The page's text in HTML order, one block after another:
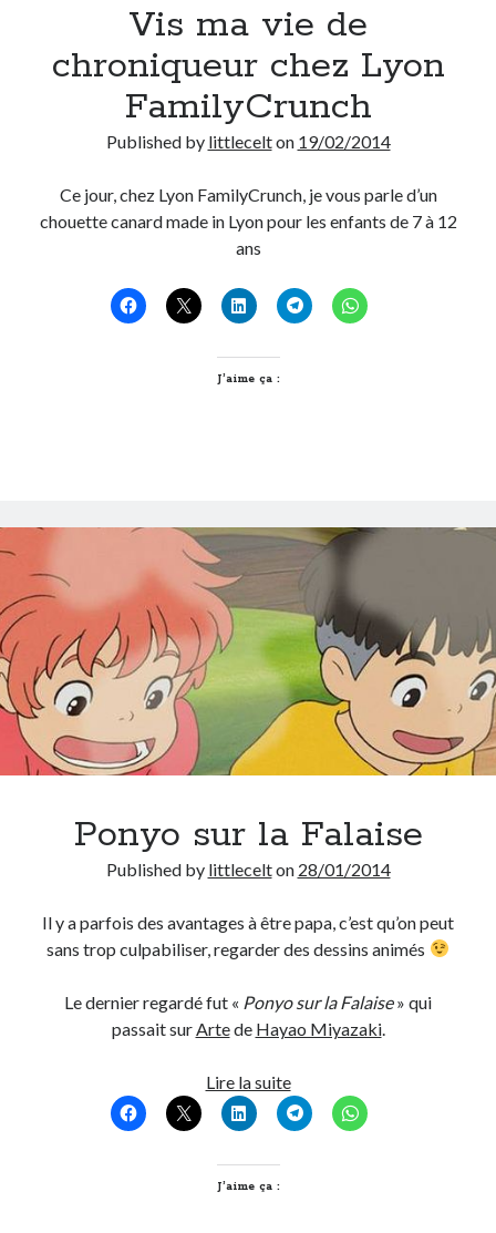
Vis ma vie de
chroniqueur chez Lyon
FamilyCrunch
Published by littlecelton 19/02/2014
Ce jour, chez Lyon FamilyCrunch, je vous parle d’un
chouette canard made in Lyon pour les enfants de 7 à 12
ans
J’aime ça :
Ponyo sur la Falaise
Published by littlecelton 28/01/2014
Il y a parfois des avantages à être papa, c’est qu’on peut
sans trop culpabiliser, regarder des dessins animés
Le dernier regardé fut « Ponyo sur la Falaise» qui
passait sur Artede Hayao Miyazaki.
Lire la suitePonyo
sur
la
J’aime ça :